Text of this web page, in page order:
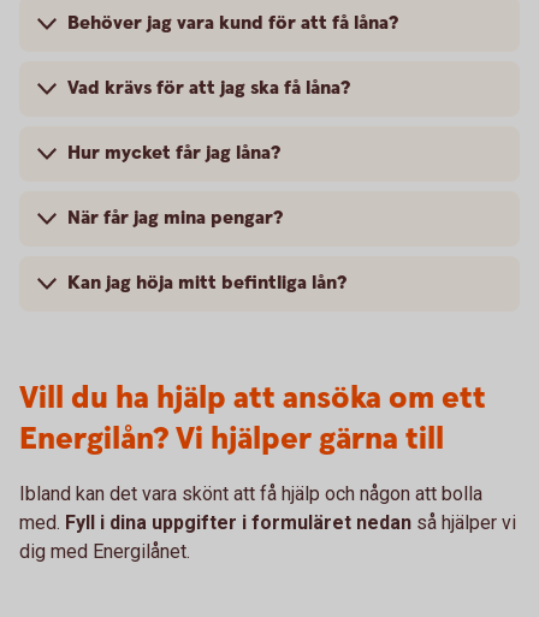
Behöver jag vara kund för att få låna?
Vad krävs för att jag ska få låna?
Hur mycket får jag låna?
När får jag mina pengar?
Kan jag höja mitt befintliga lån?
Vill du ha hjälp att ansöka om ett
Energilån? Vi hjälper gärna till
Ibland kan det vara skönt att få hjälp och någon att bolla
med. Fyll i dina uppgifter i formuläret nedan så hjälper vi
dig med Energilånet.